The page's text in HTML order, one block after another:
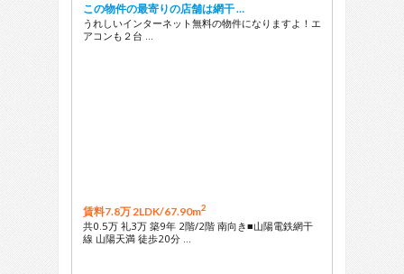
この物件の最寄りの店舗は網干 …
うれしいインターネット無料の物件になりますよ！エ
アコンも２台 …
賃料7.8万 2LDK/67.90m2
共0.5万 礼3万 築9年 2階/2階 南向き■山陽電鉄網干
線 山陽天満 徒歩20分 …